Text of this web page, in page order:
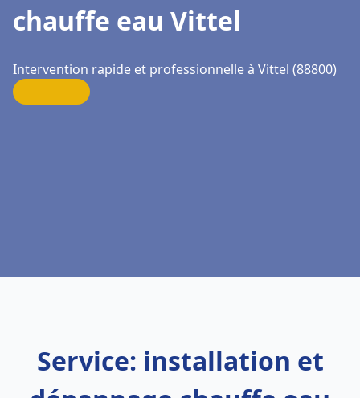
chauffe eau Vittel
Intervention rapide et professionnelle à Vittel (88800)
Service: installation et